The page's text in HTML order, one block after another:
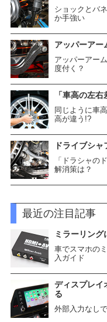
ショックとバ
か手強い
アッパーアー
アッパーアー
度付く？
「車高の左
同じように車
高が違う!?
ドライブシ
「ドラシャの
解消策は？
最近の注目記事
ミラーリング
車でスマホの
入ガイド
ディスプレ
る
外部入力なし